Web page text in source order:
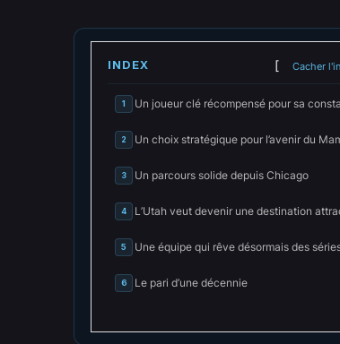
INDEX Cacher
1 Un joueur clé récompensé pour sa
2 Un choix stratégique pour l’avenir du
3 Un parcours solide depuis Chicago
4 L’Utah veut devenir une destination
5 Une équipe qui rêve désormais des
6 Le pari d’une décennie